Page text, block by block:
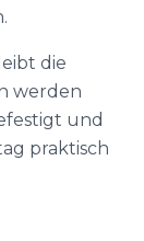
die
werden
und
praktisch